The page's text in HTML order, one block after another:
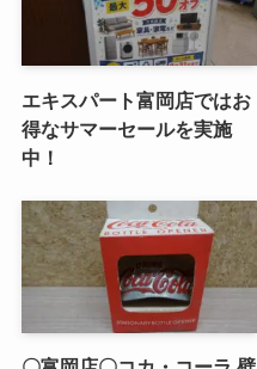
エキスパート富岡店ではお
得なサマーセールを実施
中！